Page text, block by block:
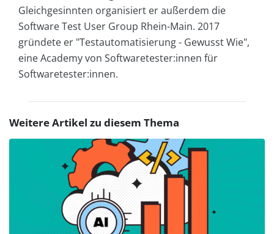
Gleichgesinnten organisiert er außerdem die
Software Test User Group Rhein-Main. 2017
gründete er "Testautomatisierung - Gewusst Wie",
eine Academy von Softwaretester:innen für
Softwaretester:innen.
Weitere Artikel zu diesem Thema